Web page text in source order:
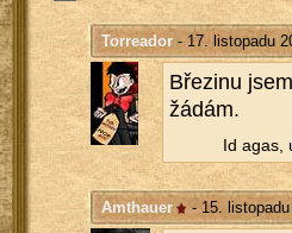
Torreador- 17. listopadu
Bře­zi­nu
žá­dám.
Id agas,
Amthauer - 15.